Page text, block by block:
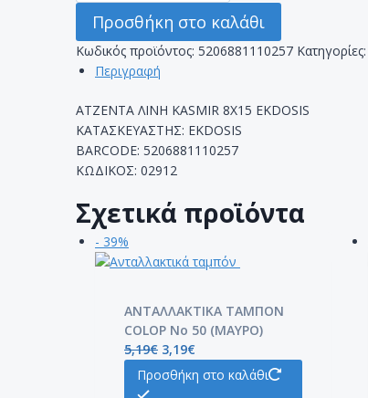
KASMIR
8Χ15
EKDOSIS
ποσότητα
Προσθήκη στο καλάθι
Κωδικός προϊόντος: 5206881110257 Κατηγορίες:
Περιγραφή
ΑΤΖΕΝΤΑ ΛΙΝΗ KASMIR 8Χ15 EKDOSIS
ΚΑΤΑΣΚΕΥΑΣΤΗΣ: EKDOSIS
BARCODE: 5206881110257
ΚΩΔΙΚΟΣ: 02912
Σχετικά προϊόντα
- 39%
ΑΝΤΑΛΛΑΚΤΙΚΑ ΤΑΜΠΟΝ
COLOP Νο 50 (ΜΑΥΡΟ)
5,19€ 3,19€
Προσθήκη στο καλάθι